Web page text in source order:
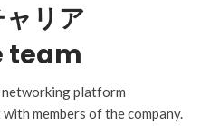
リア
team
networking platform
members of the company.